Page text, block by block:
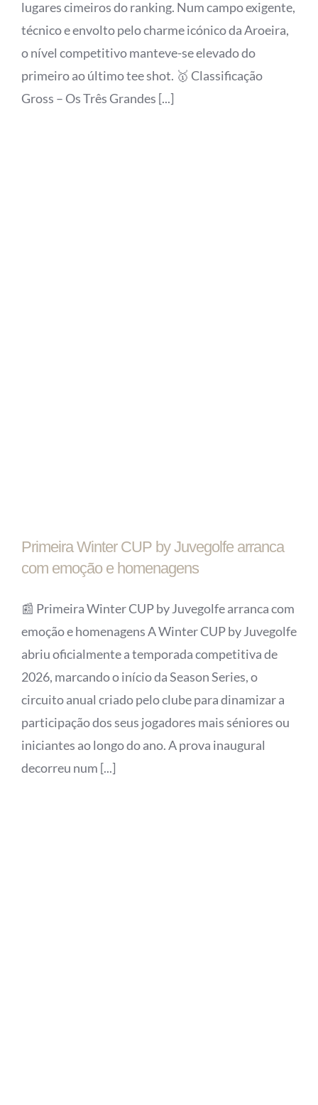
lugares cimeiros do ranking. Num campo exigente,
técnico e envolto pelo charme icónico da Aroeira,
o nível competitivo manteve-se elevado do
primeiro ao último tee shot. 🥇 Classificação
Gross – Os Três Grandes [...]
Primeira Winter CUP by Juvegolfe arranca
com emoção e homenagens
📰 Primeira Winter CUP by Juvegolfe arranca com
emoção e homenagens A Winter CUP by Juvegolfe
abriu oficialmente a temporada competitiva de
2026, marcando o início da Season Series, o
circuito anual criado pelo clube para dinamizar a
participação dos seus jogadores mais séniores ou
iniciantes ao longo do ano. A prova inaugural
decorreu num [...]